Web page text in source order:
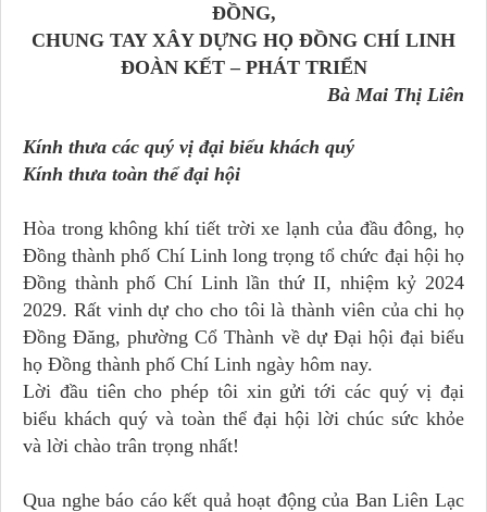
ĐỒNG,
CHUNG TAY XÂY DỰNG HỌ ĐỒNG CHÍ LINH
ĐOÀN KẾT – PHÁT TRIỂN
Bà Mai Thị Liên
Kính thưa các quý vị đại biểu khách quý
Kính thưa toàn thể đại hội
Hòa trong không khí tiết trời xe lạnh của đầu đông, họ
Đồng thành phố Chí Linh long trọng tổ chức đại hội họ
Đồng thành phố Chí Linh lần thứ II, nhiệm kỷ 2024
2029. Rất vinh dự cho cho tôi là thành viên của chi họ
Đồng Đăng, phường Cổ Thành về dự Đại hội đại biểu
họ Đồng thành phố Chí Linh ngày hôm nay.
Lời đầu tiên cho phép tôi xin gửi tới các quý vị đại
biểu khách quý và toàn thể đại hội lời chúc sức khỏe
và lời chào trân trọng nhất!
Qua nghe báo cáo kết quả hoạt động của Ban Liên Lạc